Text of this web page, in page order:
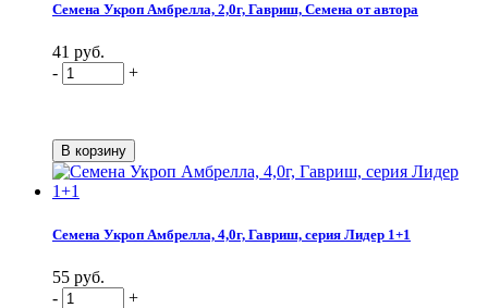
Семена Укроп Амбрелла, 2,0г, Гавриш, Семена от автора
41 руб.
-
+
Семена Укроп Амбрелла, 4,0г, Гавриш, серия Лидер 1+1
55 руб.
-
+